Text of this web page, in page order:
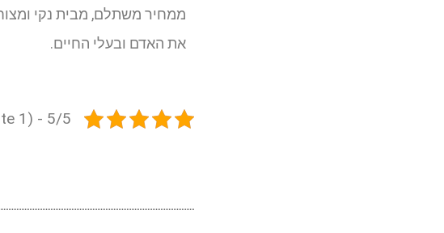
ממחיר משתלם, מבית נקי
את האדם ובעלי החיים.
5/5 - (1 vote)